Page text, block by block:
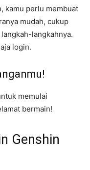
kamu perlu membuat
mudah, cukup
langkahnya.
login.
memulai
bermain!
Genshin